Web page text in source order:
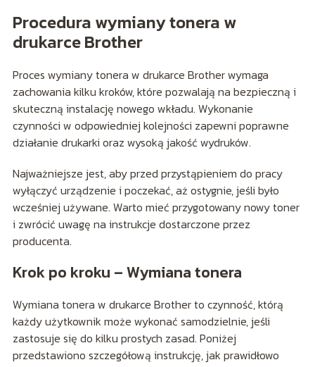
Procedura wymiany tonera w
drukarce Brother
Proces wymiany tonera w drukarce Brother wymaga
zachowania kilku kroków, które pozwalają na bezpieczną i
skuteczną instalację nowego wkładu. Wykonanie
czynności w odpowiedniej kolejności zapewni poprawne
działanie drukarki oraz wysoką jakość wydruków.
Najważniejsze jest, aby przed przystąpieniem do pracy
wyłączyć urządzenie i poczekać, aż ostygnie, jeśli było
wcześniej używane. Warto mieć przygotowany nowy toner
i zwrócić uwagę na instrukcje dostarczone przez
producenta.
Krok po kroku – Wymiana tonera
Wymiana tonera w drukarce Brother to czynność, którą
każdy użytkownik może wykonać samodzielnie, jeśli
zastosuje się do kilku prostych zasad. Poniżej
przedstawiono szczegółową instrukcję, jak prawidłowo